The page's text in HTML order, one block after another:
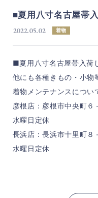
■夏用八寸名古屋帯
2022.05.02 着物
■夏用八寸名古屋帯入荷
他にも各種きもの・小物
着物メンテナンスについ
彦根店：彦根市中央町
水曜日定休
長浜店：長浜市十里町
水曜日定休